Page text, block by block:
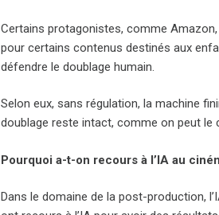
Certains protagonistes, comme
pour certains contenus destinés aux
défendre le doublage humain.
Selon eux, sans régulation, la machine
doublage reste intact, comme on peut
Pourquoi a-t-on recours à l’IA au
Dans le domaine de la post-production,